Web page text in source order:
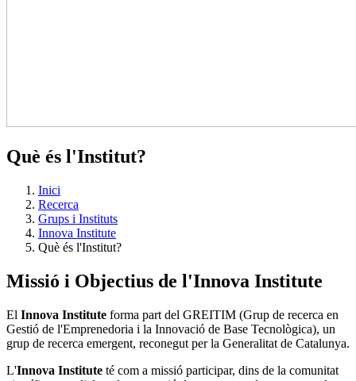
Què és l'Institut?
Inici
Recerca
Grups i Instituts
Innova Institute
Què és l'Institut?
Missió i Objectius de l'Innova Institute
El Innova Institute forma part del GREITIM (Grup de recerca en
Gestió de l'Emprenedoria i la Innovació de Base Tecnològica), un
grup de recerca emergent, reconegut per la Generalitat de Catalunya.
L'Innova Institute té com a missió participar, dins de la comunitat